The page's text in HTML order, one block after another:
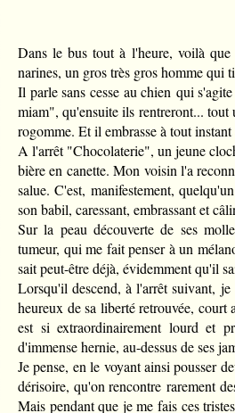
Dans le bus tout à l'heure, voilà
narines, un gros très gros homme qui
Il parle sans cesse au chien qui
miam", qu'ensuite ils rentreront... tout
rogomme. Et il embrasse à tout
A l'arrêt "Chocolaterie", un jeune
bière en canette. Mon voisin l'a
salue. C'est, manifestement,
son babil, caressant, embrassant et
Sur la peau découverte de ses
tumeur, qui me fait penser à un
sait peut-être déjà, évidemment qu'il
Lorsqu'il descend, à l'arrêt suivant,
heureux de sa liberté retrouvée,
est si extraordinairement lourd et
d'immense hernie, au-dessus de ses
Je pense, en le voyant ainsi pousser
dérisoire, qu'on rencontre rarement
Mais pendant que je me fais ces